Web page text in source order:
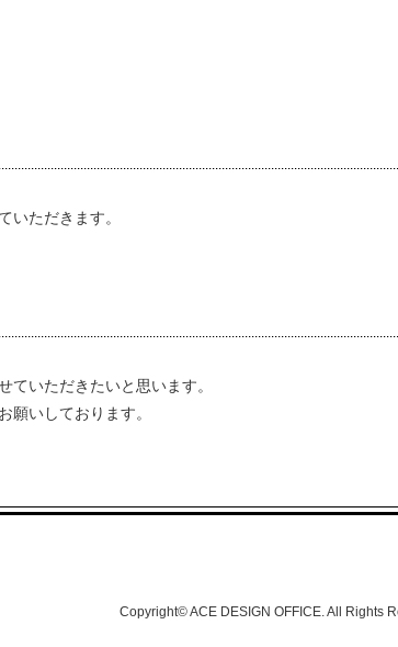
いただきます。
いただきたいと思います。
願いしております。
Copyright© ACE DESIGN OFFICE. All Rights